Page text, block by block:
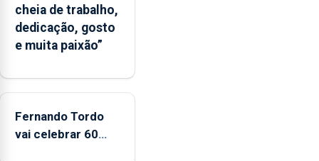
cheia de trabalho,
dedicação, gosto
e muita paixão”
Fernando Tordo
vai celebrar 60